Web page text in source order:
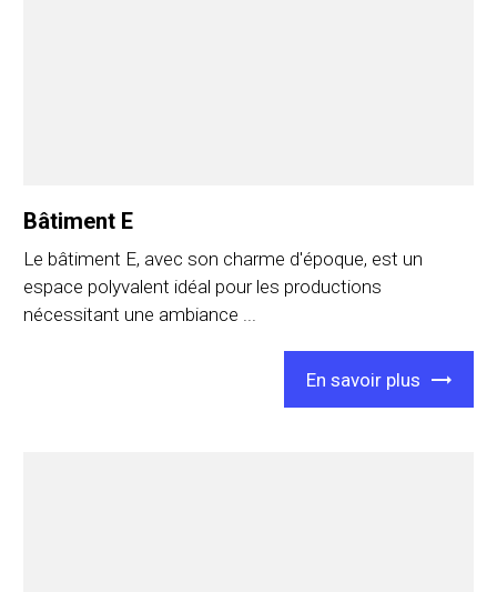
Bâtiment E
Le bâtiment E, avec son charme d'époque, est un
espace polyvalent idéal pour les productions
nécessitant une ambiance ...
En savoir plus